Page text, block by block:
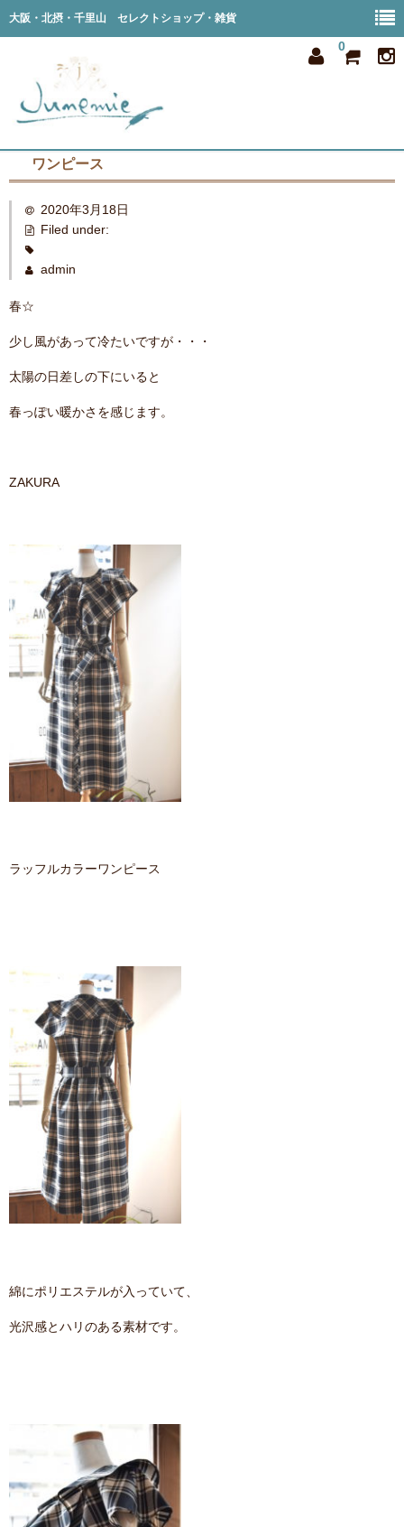
大阪・北摂・千里山 セレクトショップ・雑貨
0
all item
member
ワンピース
2020年3月18日
Filed under:
admin
春☆
少し風があって冷たいですが・・・
太陽の日差しの下にいると
春っぽい暖かさを感じます。
ZAKURA
ラッフルカラーワンピース
綿にポリエステルが入っていて、
光沢感とハリのある素材です。